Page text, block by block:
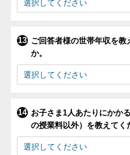
ご回答者様の世帯年収を教
か。
お子さま1人あたりにかか
の授業料以外）を教えてく